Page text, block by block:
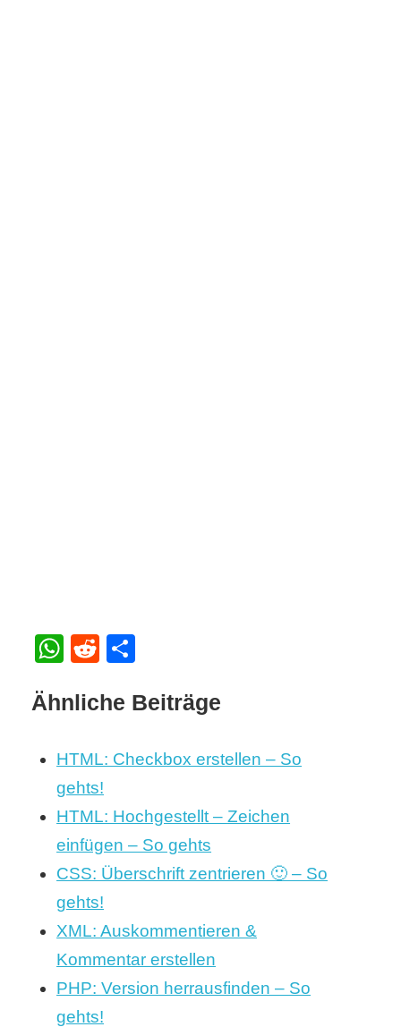
WhatsApp
Reddit
Ähnliche Beiträge
HTML: Checkbox erstellen – So
gehts!
HTML: Hochgestellt – Zeichen
einfügen – So gehts
CSS: Überschrift zentrieren 🙂 – So
gehts!
XML: Auskommentieren &
Kommentar erstellen
PHP: Version herrausfinden – So
gehts!